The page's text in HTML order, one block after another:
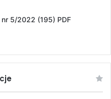
5/2022 (195) PDF